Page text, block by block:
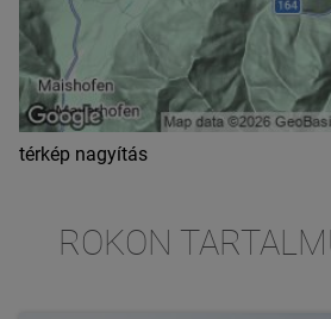
térkép nagyítás
ROKON